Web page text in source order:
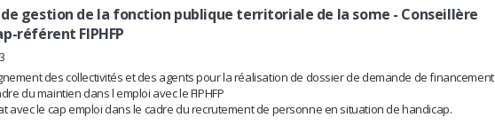
gestion de la fonction publique territoriale de la some - Conseillère
référent FIPHFP
des collectivités et des agents pour la réalisation de dossier de demande de financement
du maintien dans l emploi avec le FIPHFP
avec le cap emploi dans le cadre du recrutement de personne en situation de handicap.